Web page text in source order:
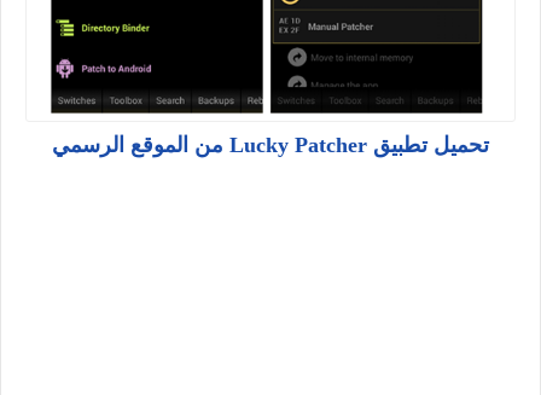
تحميل تطبيق Lucky Patcher من الموقع الرسمي